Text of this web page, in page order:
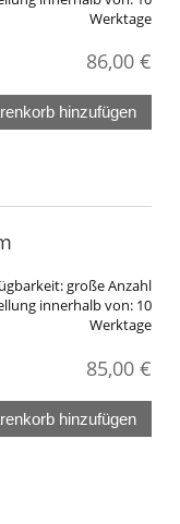
Werktage
86,00 €
hinzufügen
große Anzahl
innerhalb von: 10
Werktage
85,00 €
hinzufügen